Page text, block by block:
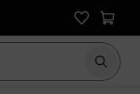
Suche